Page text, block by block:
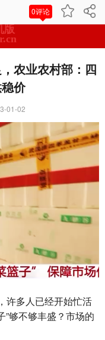
0评论
版
农业农村部：四
价
01-02
许多人已经开始忙活
”够不够丰盛？市场的